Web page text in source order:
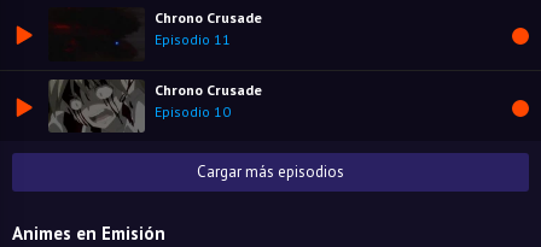
Chrono Crusade
Episodio 11
Chrono Crusade
Episodio 10
Cargar más episodios
Animes en Emisión